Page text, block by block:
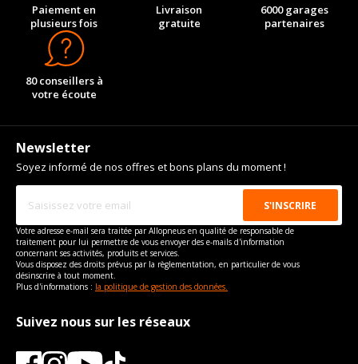
Paiement en
plusieurs fois
Livraison
gratuite
6000 garages
partenaires
80 conseillers à
votre écoute
Newsletter
Soyez informé de nos offres et bons plans du moment !
Votre adresse e-mail sera traitée par Allopneus en qualité de responsable de
traitement pour lui permettre de vous envoyer des e-mails d'information
concernant ses activités, produits et services.
Vous disposez des droits prévus par la règlementation, en particulier de vous
désinscrire à tout moment.
Plus d'informations : la politique de gestion des données.
Suivez nous sur les réseaux